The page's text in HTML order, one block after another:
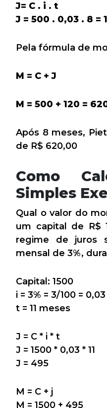
J= C . i . t
J = 500 . 0,03 . 8 =
Pela fórmula de
M = C + J
M = 500 + 120 =
Após 8 meses,
de R$ 620,00
Como
Simples
Qual o valor do
um capital de R$
regime de juros
mensal de 3%,
Capital: 1500
i = 3% = 3/100 =
t = 11 meses
J = C * i * t
J = 1500 * 0,03 * 11
J = 495
M = C + j
M = 1500 + 495